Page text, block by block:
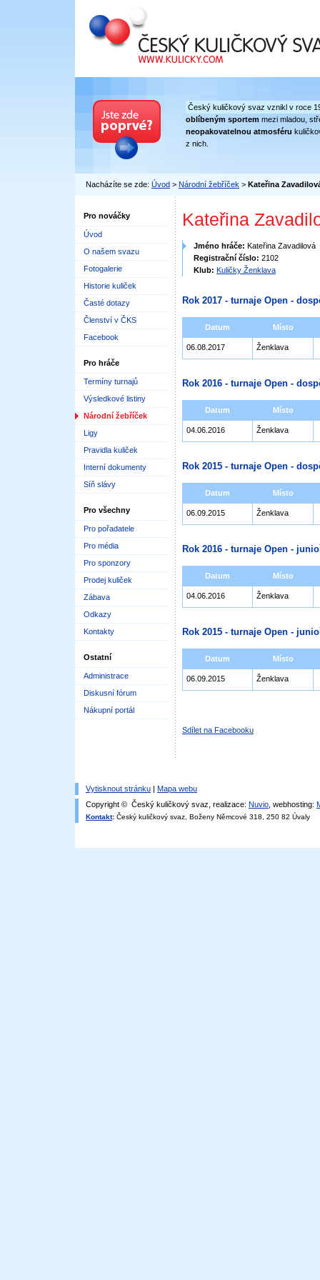
Český kuličkový svaz
Český kuličkový svaz vznikl v roce
oblíbeným sportem mezi mladou,
neopakovatelnou atmosféru
z nich.
Nacházíte se zde: Úvod > Národní žebříček > Kateřina
Pro nováčky
Úvod
O našem svazu
Fotogalerie
Historie kuliček
Časté dotazy
Členství v ČKS
Facebook
Pro hráče
Termíny turnajů
Výsledkové listiny
Národní žebříček
Ligy
Pravidla kuliček
Interní dokumenty
Síň slávy
Pro všechny
Pro pořadatele
Pro média
Pro sponzory
Prodej kuliček
Zábava
Odkazy
Kontakty
Ostatní
Administrace
Diskusní fórum
Nákupní portál
Kateřina
Jméno hráče: Kateřina Zavadilová
Registrační číslo: 2102
Klub: Kuličky Ženklava
Rok 2017 - turnaje Open -
Datum Místo
06.08.2017 Ženklava
Rok 2016 - turnaje Open -
Datum Místo
04.06.2016 Ženklava
Rok 2015 - turnaje Open -
Datum Místo
06.09.2015 Ženklava
Rok 2016 - turnaje Open -
Datum Místo
04.06.2016 Ženklava
Rok 2015 - turnaje Open -
Datum Místo
06.09.2015 Ženklava
Sdílet na Facebooku
Vytisknout stránku | Mapa webu
Copyright © Český kuličkový svaz, realizace: Nuvio , webhosting:
Kontakt: Český kuličkový svaz, Boženy Němcové 318, 250 82 Úvaly